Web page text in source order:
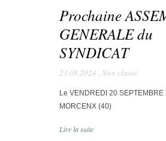
Prochaine
GENERALE du
SYNDICAT
23.08.2024 , Non classé
Le VENDREDI 20 SEPTEMBRE
MORCENX (40)
Lire la suite